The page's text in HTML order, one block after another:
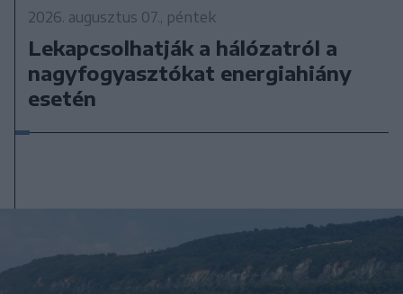
2026. augusztus 07., péntek
Lekapcsolhatják a hálózatról a
nagyfogyasztókat energiahiány
esetén